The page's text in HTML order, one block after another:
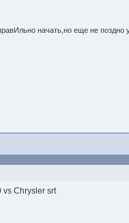
начать,но еще не поздно
vs Chrysler srt